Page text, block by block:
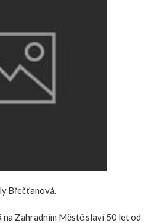
Břečťanová.
Zahradním Městě slaví 50 let od